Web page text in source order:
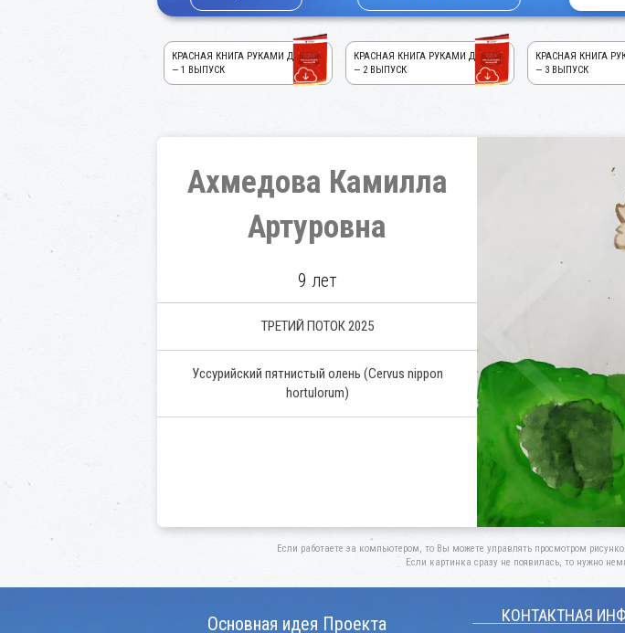
КРАСНАЯ КНИГА РУКАМИ ДЕТЕЙ!
— 1 ВЫПУСК
КРАСНАЯ КНИГА РУКАМИ ДЕТЕЙ!
— 2 ВЫПУСК
КРАСНАЯ КНИГА
— 3 ВЫПУСК
Ахмедова Камилла
Артуровна
9 лет
ТРЕТИЙ ПОТОК 2025
Уссурийский пятнистый олень (Cervus nippon
hortulorum)
Если работаете за компьютером, то Вы можете управлять просмотром
Если картинка сразу не появилась, то нужно
Основная идея Проекта КОНТАКТНАЯ